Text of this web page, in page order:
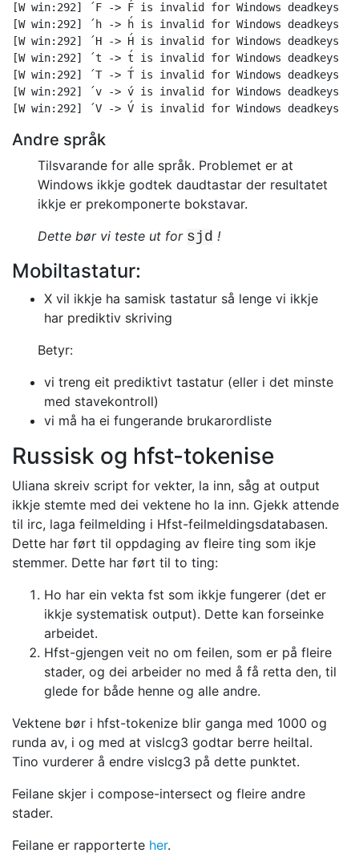
[W win:292] ´F -> F́ is invalid for Windows deadkeys;
[W win:292] ´h -> h́ is invalid for Windows deadkeys;
[W win:292] ´H -> H́ is invalid for Windows deadkeys;
[W win:292] ´t -> t́ is invalid for Windows deadkeys;
[W win:292] ´T -> T́ is invalid for Windows deadkeys;
[W win:292] ´v -> v́ is invalid for Windows deadkeys;
Andre språk
Tilsvarande for alle språk. Problemet er at
Windows ikkje godtek daudtastar der resultatet
ikkje er prekomponerte bokstavar.
Dette bør vi teste ut for sjd !
Mobiltastatur:
X vil ikkje ha samisk tastatur så lenge vi ikkje
har prediktiv skriving
Betyr:
vi treng eit prediktivt tastatur (eller i det minste
med stavekontroll)
vi må ha ei fungerande brukarordliste
Russisk og hfst-tokenise
Uliana skreiv script for vekter, la inn, såg at output
ikkje stemte med dei vektene ho la inn. Gjekk attende
til irc, laga feilmelding i Hfst-feilmeldingsdatabasen.
Dette har ført til oppdaging av fleire ting som ikje
stemmer. Dette har ført til to ting:
Ho har ein vekta fst som ikkje fungerer (det er
ikkje systematisk output). Dette kan forseinke
arbeidet.
Hfst-gjengen veit no om feilen, som er på fleire
stader, og dei arbeider no med å få retta den, til
glede for både henne og alle andre.
Vektene bør i hfst-tokenize blir ganga med 1000 og
runda av, i og med at vislcg3 godtar berre heiltal.
Tino vurderer å endre vislcg3 på dette punktet.
Feilane skjer i compose-intersect og fleire andre
stader.
Feilane er rapporterte her.